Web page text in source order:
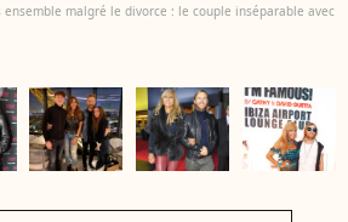
malgré le divorce : le couple inséparable avec